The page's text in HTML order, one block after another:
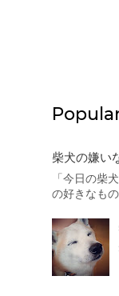
柴犬の嫌い
「今日の柴
の好きなも
は柴犬の嫌
ます。 それ
は・・・・